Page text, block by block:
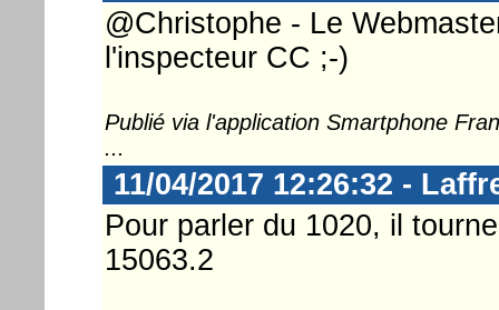
@Christophe - Le
l'inspecteur CC ;-)
Publié via l'application Smartphone
...
11/04/2017 12:26:32 -
Pour parler du 1020, il
15063.2